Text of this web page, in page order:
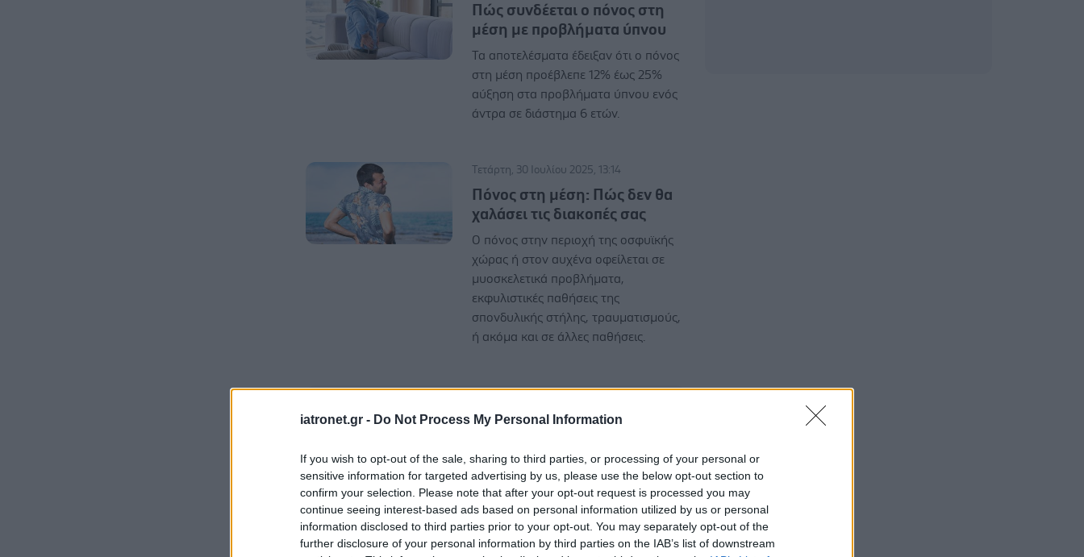
iatronet.gr - Do Not Process My Personal Information
If you wish to opt-out of the sale, sharing to third parties, or processing of your personal or
sensitive information for targeted advertising by us, please use the below opt-out section to
confirm your selection. Please note that after your opt-out request is processed you may
continue seeing interest-based ads based on personal information utilized by us or personal
information disclosed to third parties prior to your opt-out. You may separately opt-out of the
further disclosure of your personal information by third parties on the IAB’s list of downstream
Πώς συνδέεται ο πόνος στη
μέση με προβλήματα ύπνου
Τα αποτελέσματα έδειξαν ότι ο πόνος
στη μέση προέβλεπε 12% έως 25%
αύξηση στα προβλήματα ύπνου ενός
άντρα σε διάστημα 6 ετών.
Τετάρτη, 30 Ιουλίου 2025, 13:14
Πόνος στη μέση: Πώς δεν θα
χαλάσει τις διακοπές σας
Ο πόνος στην περιοχή της οσφυϊκής
χώρας ή στον αυχένα οφείλεται σε
μυοσκελετικά προβλήματα,
εκφυλιστικές παθήσεις της
σπονδυλικής στήλης, τραυματισμούς,
ή ακόμα και σε άλλες παθήσεις.
Αποτελεσματικό το Qigong
στη μείωση του πόνου στη
μέση [μελέτη]
Η αρχαία πρακτική έφερε ανακούφιση